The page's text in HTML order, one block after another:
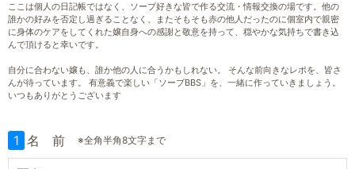
ここは個人の日記帳ではなく、ソープ好きな皆で作る交流・情報交換の場です。他の
誰かの好みを否定し過ぎることなく、またそもそも赤の他人だったのに個室内で親密
に身体のケアをしてくれた嬢自身への感謝と敬意を持って、穏やかな気持ちで書き込
んで頂けると幸いです。
自分に合わない嬢も、誰か他の人に合うかもしれない。 そんな前向きなレポを、皆さ
んが待っています。 有意義で楽しい「ソープBBS」を、一緒に作っていきましょう。
いつもありがとうございます
1 名 前 ※全角半角8文字まで